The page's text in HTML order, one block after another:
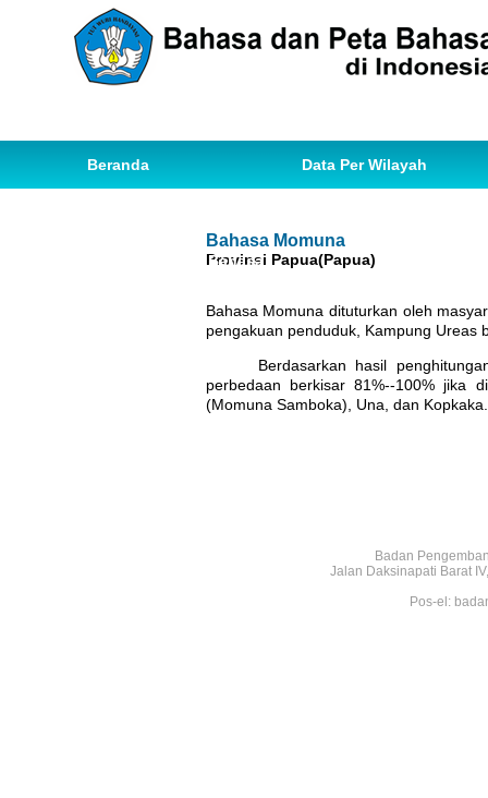
Beranda Data Per Wilayah
Ihwal Pemetaan Bahasa
Bahasa Momuna
Provinsi Papua(Papua)
Bahasa Momuna dituturkan oleh
pengakuan penduduk, Kampung Ureas
Berdasarkan hasil
perbedaan berkisar 81%--100% jika
(Momuna Samboka), Una, dan
Badan
Jalan Daksinapati Barat
Pos-el: